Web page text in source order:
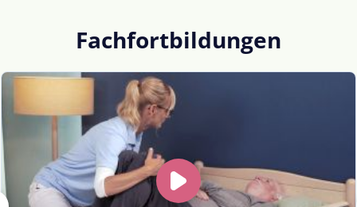
Fachfortbildungen